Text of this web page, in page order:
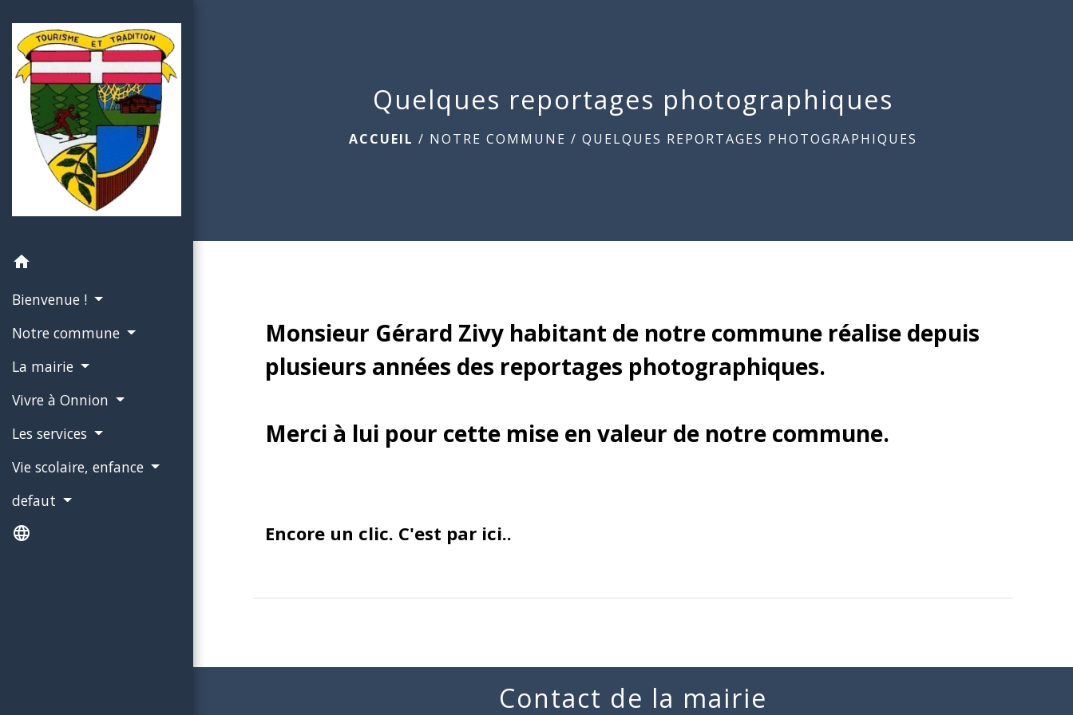
home
Bienvenue !
Notre commune
La mairie
Vivre à Onnion
Les services
Vie scolaire, enfance
defaut
language
Quelques reportages photographiques
ACCUEIL / NOTRE COMMUNE / QUELQUES REPORTAGES PHOTOGRAPHIQUES
Monsieur Gérard Zivy habitant de notre commune réalise depuis
plusieurs années des reportages photographiques.
Merci à lui pour cette mise en valeur de notre commune.
Encore un clic. C'est par ici..
Contact de la mairie